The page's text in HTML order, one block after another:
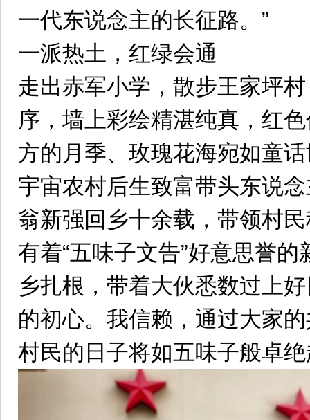
一代东说念主的长征路。”
一派热土，红绿会通
走出赤军小学，散步王家坪
序，墙上彩绘精湛纯真，红
方的月季、玫瑰花海宛如童
宇宙农村后生致富带头东说
翁新强回乡十余载，带领村
有着“五味子文告”好意思誉的
乡扎根，带着大伙悉数过上
的初心。我信赖，通过大家
村民的日子将如五味子般卓绝